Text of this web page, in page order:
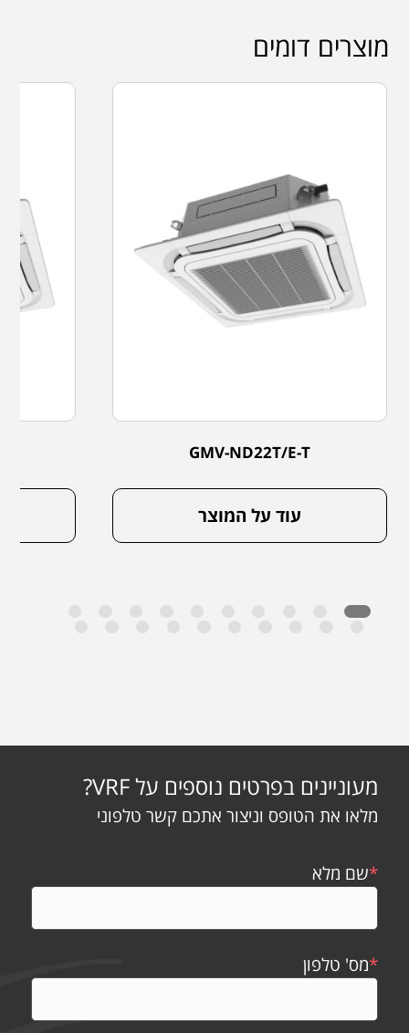
מוצרים דומים
GMV-ND22T/E-T
עוד על המוצר
מעוניינים בפרטים נוספים על VRF?
מלאו את הטופס וניצור אתכם קשר טלפוני
*שם מלא
*מס' טלפון